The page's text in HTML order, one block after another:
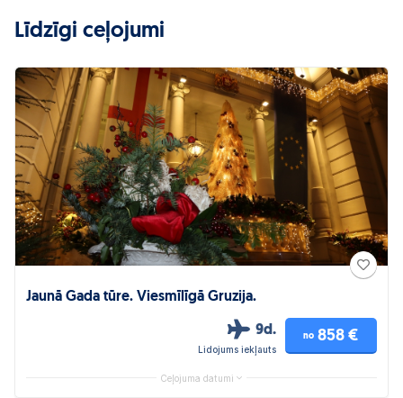
Līdzīgi ceļojumi
Jaunā Gada tūre. Viesmīlīgā Gruzija.
9d.
Lidojums iekļauts
no 858 €
Ceļojuma datumi